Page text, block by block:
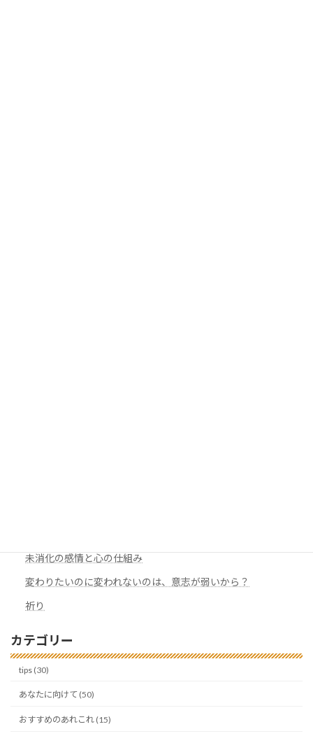
未消化の感情と心の仕組み
変わりたいのに変われないのは、意志が弱いから？
祈り
カテゴリー
tips (30)
あなたに向けて (50)
おすすめのあれこれ (15)